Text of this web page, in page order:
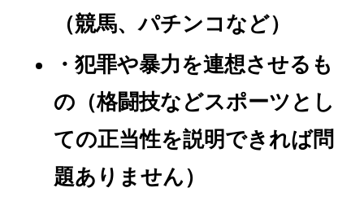
（競馬、パチンコなど）
・犯罪や暴力を連想させるも
の（格闘技などスポーツとし
ての正当性を説明できれば問
題ありません）